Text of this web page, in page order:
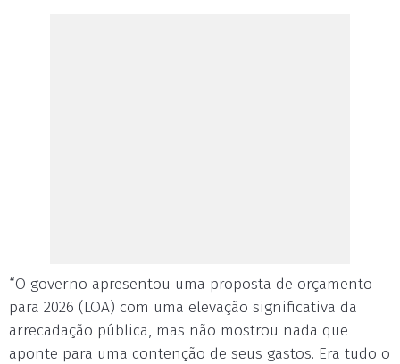
“O governo apresentou uma proposta de orçamento
para 2026 (LOA) com uma elevação significativa da
arrecadação pública, mas não mostrou nada que
aponte para uma contenção de seus gastos. Era tudo o